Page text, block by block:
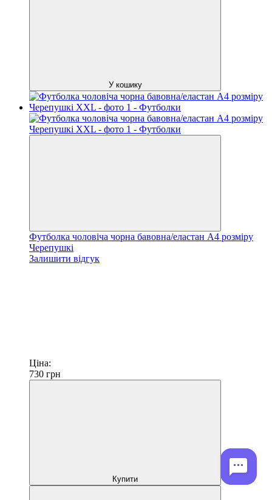
У кошику
Футболка чоловіча чорна бавовна/еластан А4 розміру
Черепушкі
Залишити відгук
Ціна:
730 грн
Купити